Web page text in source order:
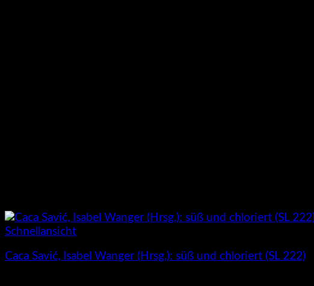
Schnellansicht
Caca Savić, Isabel Wanger (Hrsg.): süß und chloriert (SL 222)